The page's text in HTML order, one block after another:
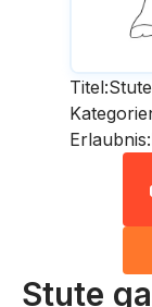
Titel:
Erlaubnis:
Stute